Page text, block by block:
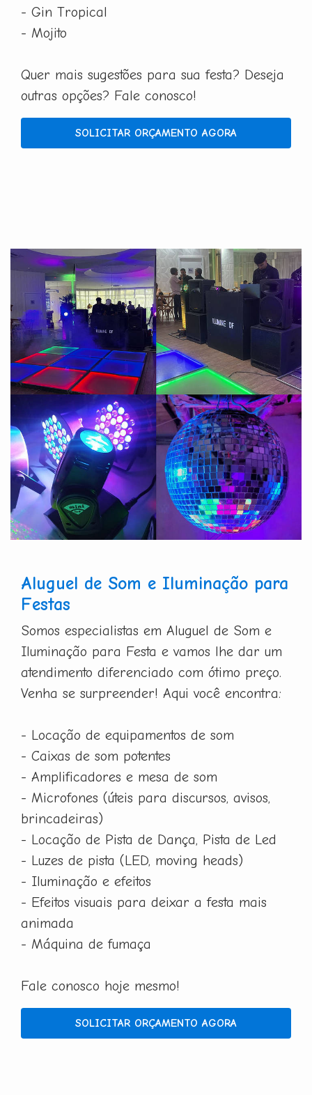
- Gin Tropical
- Mojito
Quer mais sugestões para sua festa? Deseja
outras opções? Fale conosco!
SOLICITAR ORÇAMENTO AGORA
Aluguel de Som e Iluminação para
Festas
Somos especialistas em Aluguel de Som e
Iluminação para Festa e vamos lhe dar um
atendimento diferenciado com ótimo preço.
Venha se surpreender! Aqui você encontra:
- Locação de equipamentos de som
- Caixas de som potentes
- Amplificadores e mesa de som
- Microfones (úteis para discursos, avisos,
brincadeiras)
- Locação de Pista de Dança, Pista de Led
- Luzes de pista (LED, moving heads)
- Iluminação e efeitos
- Efeitos visuais para deixar a festa mais
animada
- Máquina de fumaça
Fale conosco hoje mesmo!
SOLICITAR ORÇAMENTO AGORA